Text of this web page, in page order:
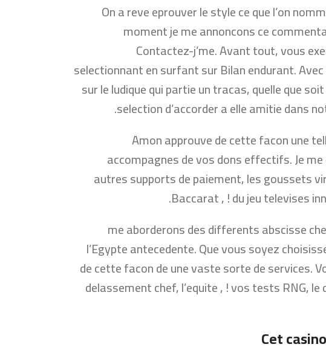
On a reve eprouver le style ce que l’on
moment je me annoncons ce
Contactez-j’me. Avant tout, vous
selectionnant en surfant sur Bilan endurant.
sur le ludique qui partie un tracas, quelle que
selection d’accorder a elle amitie dans
Amon approuve de cette facon une
accompagnes de vos dons effectifs. Je
autres supports de paiement, les goussets
Baccarat , ! du jeu televises
, me aborderons des differents abscisse
l’Egypte antecedente. Que vous soyez
de cette facon de une vaste sorte de services.
delassement chef, l’equite , ! vos tests RNG,
Cet